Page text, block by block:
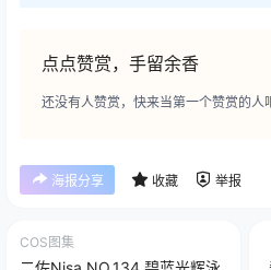
点点赞赏，手留余香
还没有人赞赏，快来当第一个赞赏的人
海报分享 收藏 举报
COS图集